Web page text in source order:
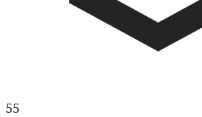
55